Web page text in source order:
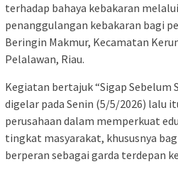
terhadap bahaya kebakaran
penanggulangan kebakaran bagi
Beringin Makmur, Kecamatan
Pelalawan, Riau.
Kegiatan bertajuk “Sigap Sebelum
digelar pada Senin (5/5/2026) lalu
perusahaan dalam memperkuat
tingkat masyarakat, khususnya
berperan sebagai garda terdepan